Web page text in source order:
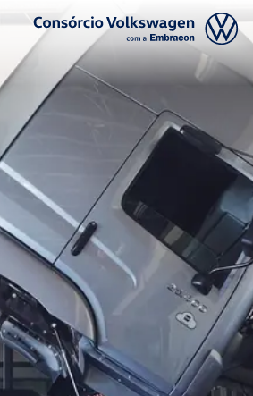
Logo Consórcio Volkswagen com